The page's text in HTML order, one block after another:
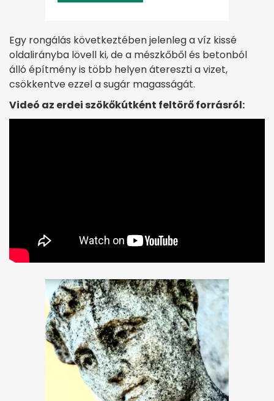
Egy rongálás következtében jelenleg a víz kissé
oldalirányba lövell ki, de a mészkőből és betonból
álló építmény is több helyen átereszti a vizet,
csökkentve ezzel a sugár magasságát.
Videó az erdei szökőkútként feltörő forrásról: